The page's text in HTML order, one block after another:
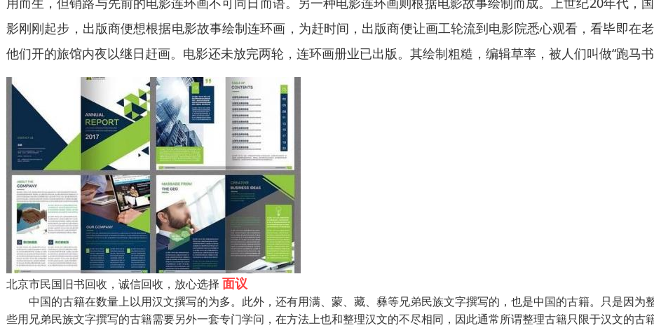
影刚刚起步，出版商便想根据电影故事绘制连环画，为赶时间，出版商便让画工轮流到电影院悉心观看，看毕即在
他们开的旅馆内夜以继日赶画。电影还未放完两轮，连环画册业已出版。其绘制粗糙，编辑草率，被人们叫做“跑马
北京市民国旧书回收，诚信回收，放心选择 面议
中国的古籍在数量上以用汉文撰写的为多。此外，还有用满、蒙、藏、彝等兄弟民族文字撰写的，也是中国的古籍。只是因为
些用兄弟民族文字撰写的古籍需要另外一套专门学问，在方法上也和整理汉文的不尽相同，因此通常所谓整理古籍只限于汉文的